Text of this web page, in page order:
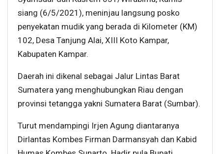
siang (6/5/2021), meninjau langsung posko
penyekatan mudik yang berada di Kilometer (KM)
102, Desa Tanjung Alai, XIII Koto Kampar,
Kabupaten Kampar.
Daerah ini dikenal sebagai Jalur Lintas Barat
Sumatera yang menghubungkan Riau dengan
provinsi tetangga yakni Sumatera Barat (Sumbar).
Turut mendampingi Irjen Agung diantaranya
Dirlantas Kombes Firman Darmansyah dan Kabid